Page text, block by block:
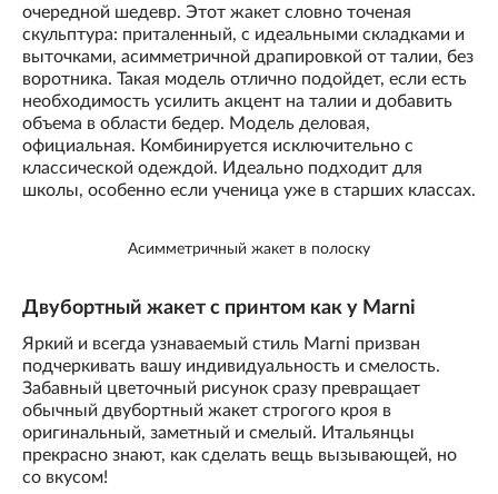
очередной шедевр. Этот жакет словно точеная
скульптура: приталенный, с идеальными складками и
выточками, асимметричной драпировкой от талии, без
воротника. Такая модель отлично подойдет, если есть
необходимость усилить акцент на талии и добавить
объема в области бедер. Модель деловая,
официальная. Комбинируется исключительно с
классической одеждой. Идеально подходит для
школы, особенно если ученица уже в старших классах.
Асимметричный жакет в полоску
Двубортный жакет с принтом как у Marni
Яркий и всегда узнаваемый стиль Marni призван
подчеркивать вашу индивидуальность и смелость.
Забавный цветочный рисунок сразу превращает
обычный двубортный жакет строгого кроя в
оригинальный, заметный и смелый. Итальянцы
прекрасно знают, как сделать вещь вызывающей, но
со вкусом!